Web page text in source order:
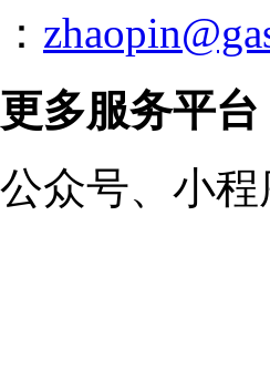
多服务平台
众号、小